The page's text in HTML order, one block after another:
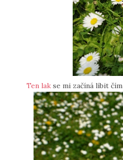
Ten lak se mi začíná líbit